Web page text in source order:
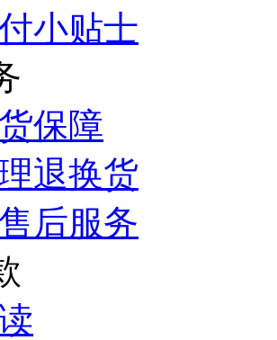
小贴士
保障
退换货
后服务